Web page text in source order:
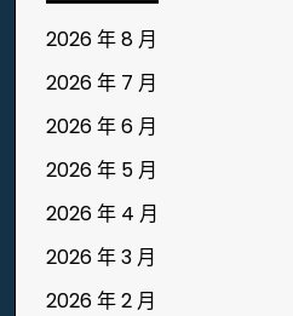
2026 年 8 月
2026 年 7 月
2026 年 6 月
2026 年 5 月
2026 年 4 月
2026 年 3 月
2026 年 2 月